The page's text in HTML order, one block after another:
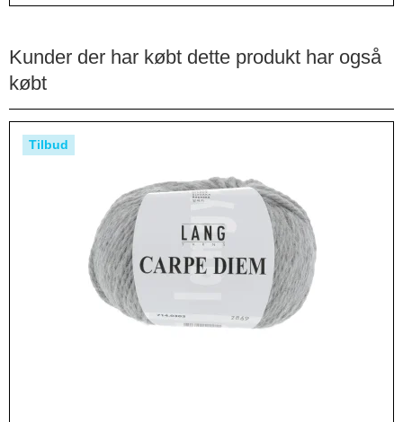
Kunder der har købt dette produkt har også
købt
Tilbud